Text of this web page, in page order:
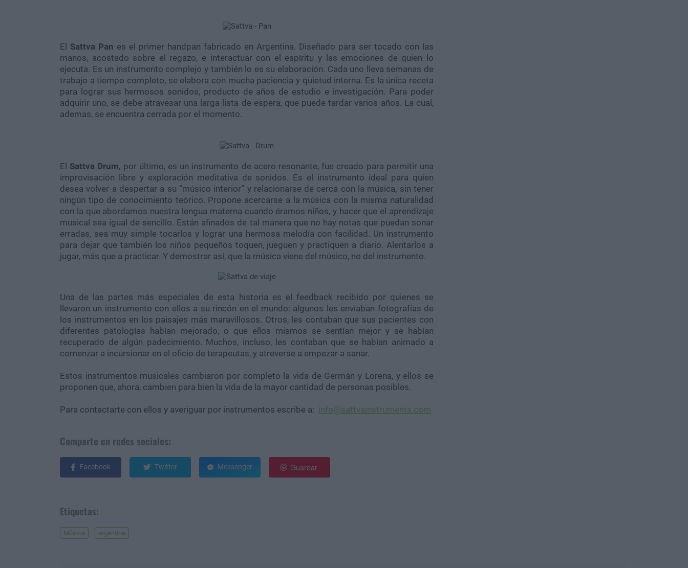
El Sattva Pan es el primer handpan fabricado en Argentina. Diseñado para ser tocado con las
manos, acostado sobre el regazo, e interactuar con el espíritu y las emociones de quien lo
ejecuta. Es un instrumento complejo y también lo es su elaboración. Cada uno lleva semanas de
trabajo a tiempo completo, se elabora con mucha paciencia y quietud interna. Es la única receta
para lograr sus hermosos sonidos, producto de años de estudio e investigación. Para poder
adquirir uno, se debe atravesar una larga lista de espera, que puede tardar varios años. La cual,
ademas, se encuentra cerrada por el momento.
El Sattva Drum, por último, es un instrumento de acero resonante, fue creado para permitir una
improvisación libre y exploración meditativa de sonidos. Es el instrumento ideal para quien
desea volver a despertar a su “músico interior” y relacionarse de cerca con la música, sin tener
ningún tipo de conocimiento teórico. Propone acercarse a la música con la misma naturalidad
con la que abordamos nuestra lengua materna cuando éramos niños, y hacer que el aprendizaje
musical sea igual de sencillo. Están afinados de tal manera que no hay notas que puedan sonar
erradas, sea muy simple tocarlos y lograr una hermosa melodía con facilidad. Un instrumento
para dejar que también los niños pequeños toquen, jueguen y practiquen a diario. Alentarlos a
jugar, más que a practicar. Y demostrar así, que la música viene del músico, no del instrumento.
Una de las partes más especiales de esta historia es el feedback recibido por quienes se
llevaron un instrumento con ellos a su rincón en el mundo: algunos les enviaban fotografías de
los instrumentos en los paisajes más maravillosos. Otros, les contaban que sus pacientes con
diferentes patologías habían mejorado, o que ellos mismos se sentían mejor y se habían
recuperado de algún padecimiento. Muchos, incluso, les contaban que se habían animado a
comenzar a incursionar en el oficio de terapeutas, y atreverse a empezar a sanar.
Estos instrumentos musicales cambiaron por completo la vida de Germán y Lorena, y ellos se
proponen que, ahora, cambien para bien la vida de la mayor cantidad de personas posibles.
Para contactarte con ellos y averiguar por instrumentos escribe a: info@sattvainstruments.com
Comparte en redes sociales:
Facebook Twitter Messenger Guardar
Etiquetas:
Música argentina